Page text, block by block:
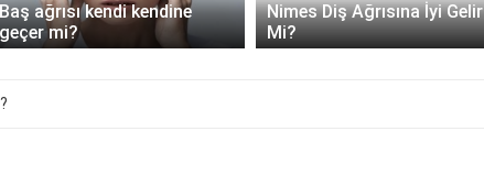
ağrısı kendi kendine
mi?
Nimes Diş Ağrısına İyi Gelir
Mi?